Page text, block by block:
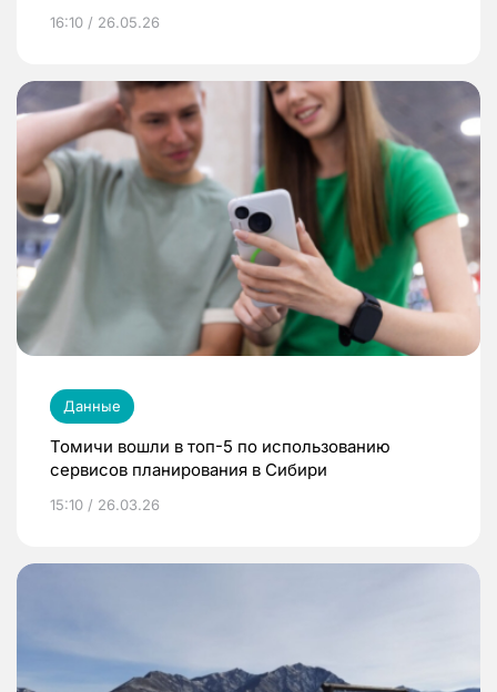
16:10 / 26.05.26
Данные
Томичи вошли в топ-5 по использованию
сервисов планирования в Сибири
15:10 / 26.03.26